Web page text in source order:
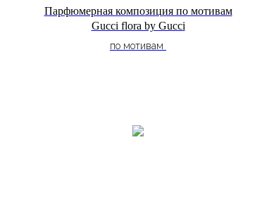
Парфюмерная композиция по мотивам
Gucci flora by Gucci
по мотивам